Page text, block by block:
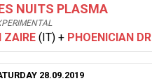
NUITS PLASMA
ZAIRE (IT) + PHOENICIAN
28.09.2019